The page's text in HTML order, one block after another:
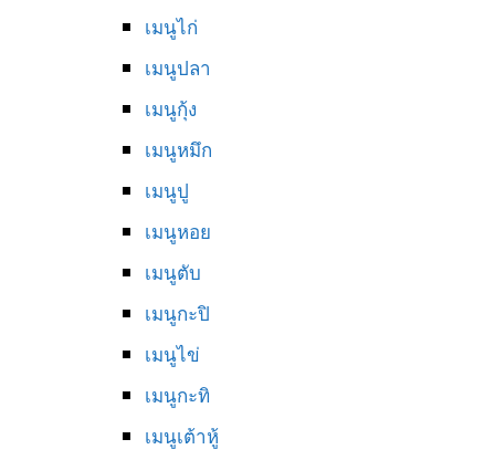
เมนูไก่
เมนูปลา
เมนูกุ้ง
เมนูหมึก
เมนูปู
เมนูหอย
เมนูตับ
เมนูกะปิ
เมนูไข่
เมนูกะทิ
เมนูเต้าหู้